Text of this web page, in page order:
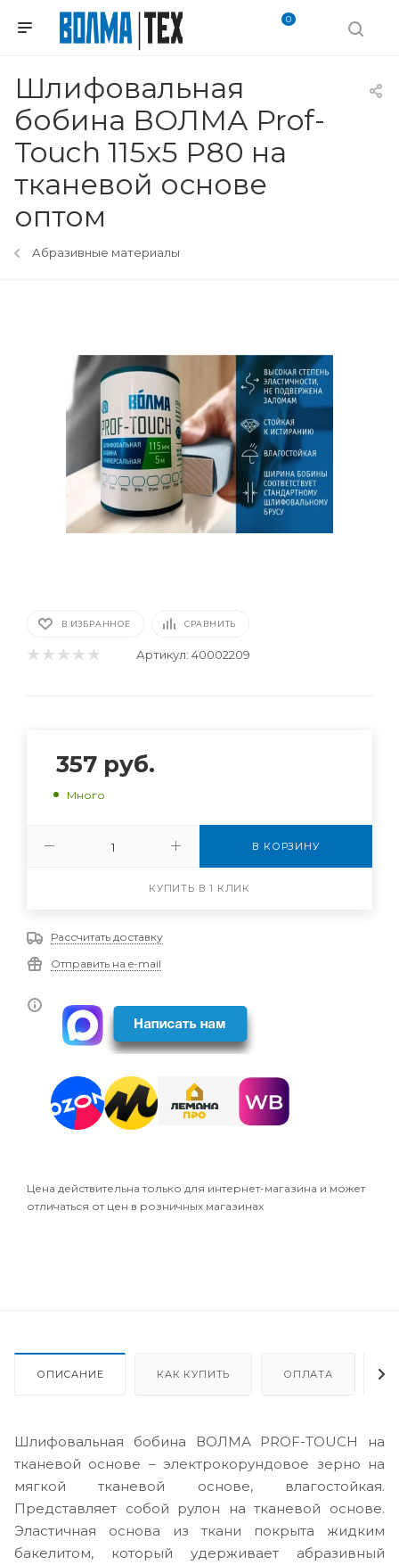
0
Шлифовальная
бобина ВОЛМА Prof-
Touch 115х5 Р80 на
тканевой основе
оптом
Абразивные материалы
В ИЗБРАННОЕ СРАВНИТЬ
Артикул: 40002209
357 руб.
Много
В КОРЗИНУ
КУПИТЬ В 1 КЛИК
Рассчитать доставку
Отправить на e-mail
Цена действительна только для интернет-магазина и может
отличаться от цен в розничных магазинах
ОПИСАНИЕ КАК КУПИТЬ ОПЛАТА
Шлифовальная бобина ВОЛМА PROF-TOUCH на
тканевой основе – электрокорундовое зерно на
мягкой тканевой основе, влагостойкая.
Представляет собой рулон на тканевой основе.
Эластичная основа из ткани покрыта жидким
бакелитом, который удерживает абразивный